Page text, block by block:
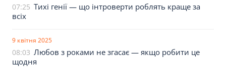
07:25 Тихі генії — що інтроверти роблять краще за
всіх
9 квітня 2025
08:03 Любов з роками не згасає — якщо робити це
щодня